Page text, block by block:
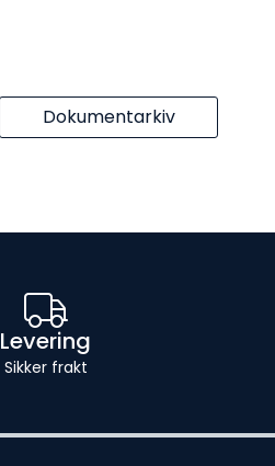
Dokumentarkiv
Levering
Sikker frakt